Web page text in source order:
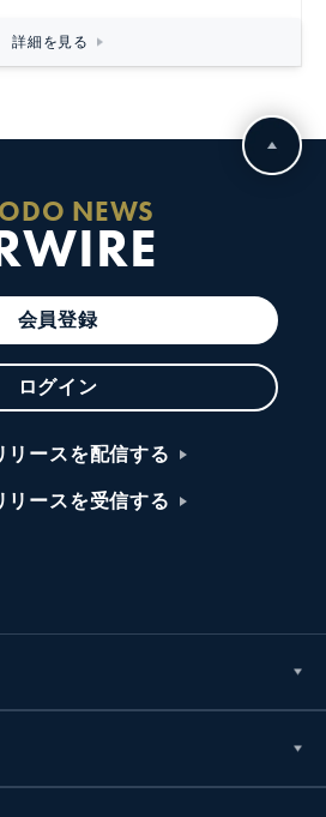
詳細を見る
NEWS
会員登録
ログイン
リースを配信する
リースを受信する